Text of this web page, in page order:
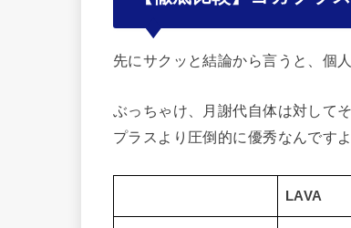
先にサクッと結論から言うと、個
ぶっちゃけ、月謝代自体は対して
プラスより圧倒的に優秀なんですよ
LAVA